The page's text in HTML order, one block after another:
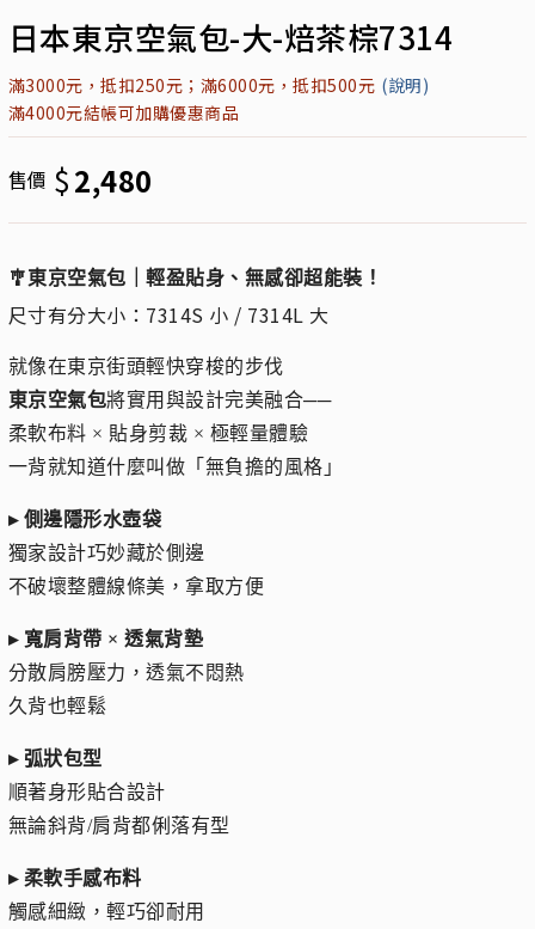
日本東京空氣包-大-焙茶棕7314
滿3000元，抵扣250元；滿6000元，抵扣500元 (說明)
滿4000元結帳可加購優惠商品
售價 $2,480
🎐東京空氣包｜輕盈貼身、無感卻超能裝！
尺寸有分大小：7314S 小 / 7314L 大
就像在東京街頭輕快穿梭的步伐
東京空氣包將實用與設計完美融合──
柔軟布料 × 貼身剪裁 × 極輕量體驗
一背就知道什麼叫做「無負擔的風格」
▸ 側邊隱形水壺袋
獨家設計巧妙藏於側邊
不破壞整體線條美，拿取方便
▸ 寬肩背帶 × 透氣背墊
分散肩膀壓力，透氣不悶熱
久背也輕鬆
▸ 弧狀包型
順著身形貼合設計
無論斜背/肩背都俐落有型
▸ 柔軟手感布料
觸感細緻，輕巧卻耐用